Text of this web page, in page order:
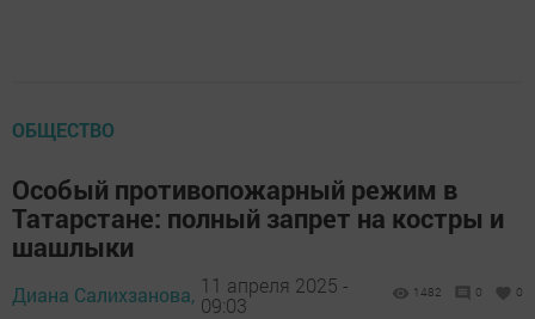
ОБЩЕСТВО
Особый противопожарный режим в
Татарстане: полный запрет на костры и
шашлыки
Диана Салихзанова, 11 апреля 2025 -
09:03
1482 0 0